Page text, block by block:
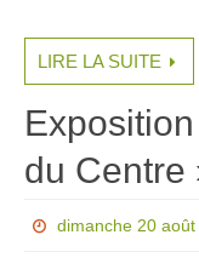
LIRE LA SUITE
du Centre
dimanche 20 août